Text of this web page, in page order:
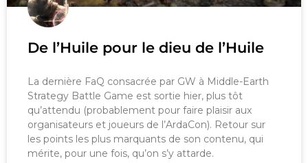
De l’Huile pour le dieu de l’Huile
La dernière FaQ consacrée par GW à Middle-Earth
Strategy Battle Game est sortie hier, plus tôt
qu’attendu (probablement pour faire plaisir aux
organisateurs et joueurs de l’ArdaCon). Retour sur
les points les plus marquants de son contenu, qui
mérite, pour une fois, qu’on s’y attarde.